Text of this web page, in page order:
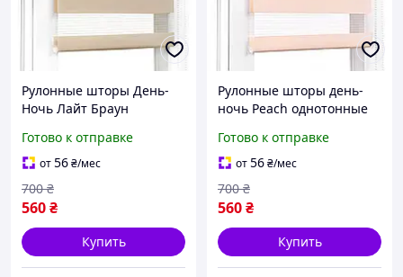
Рулонные шторы День-
Ночь Лайт Браун
универсальный монтаж
регулировка света
комплект 500х750
Готово к отправке
от56₴/мес
560₴
700 ₴
Купить
Рулонные шторы день-
ночь Peach однотонные
чередованием
прозрачных полос
Готово к отправке
от56₴/мес
560₴
700 ₴
Купить